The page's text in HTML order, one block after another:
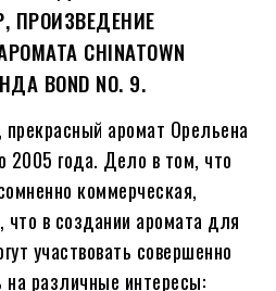
ПРОИЗВЕДЕНИЕ
CHINATOWN
BOND NO. 9.
аромат Орельена
2005 года. Дело в том, что
коммерческая,
в создании аромата для
участвовать совершенно
различные интересы: